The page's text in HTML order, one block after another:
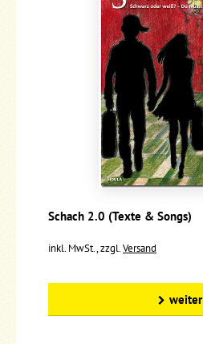
Schach 2.0 (Texte & Songs)
inkl. MwSt., zzgl.Versand
weiter